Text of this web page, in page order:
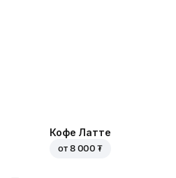
Кофе Латте
от 8 000 ₮